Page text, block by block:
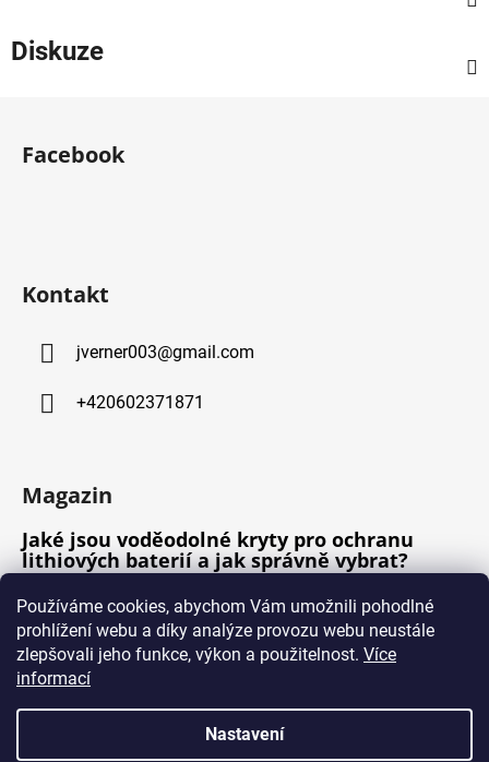
Používáme cookies, abychom Vám umožnili pohodlné
prohlížení webu a díky analýze provozu webu neustále
zlepšovali jeho funkce, výkon a použitelnost. Více
informací
Nastavení
Diskuze
Facebook
Kontakt
jverner003@gmail.com
+420602371871
Magazin
Jaké jsou voděodolné kryty pro ochranu
lithiových baterií a jak správně vybrat?
plnou kapacitu?
Jaký je ideální způsob uchovávání lithiové
baterie v letních měsících?